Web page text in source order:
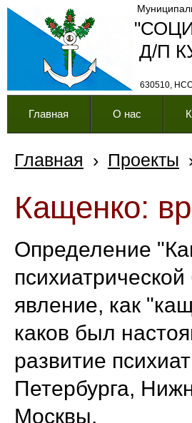
630510,
Д/П
Главная О нас
Главная › Проекты
Кащенко:
Определение
явление, как
каков был
развитие
Петербурга,
Москвы.